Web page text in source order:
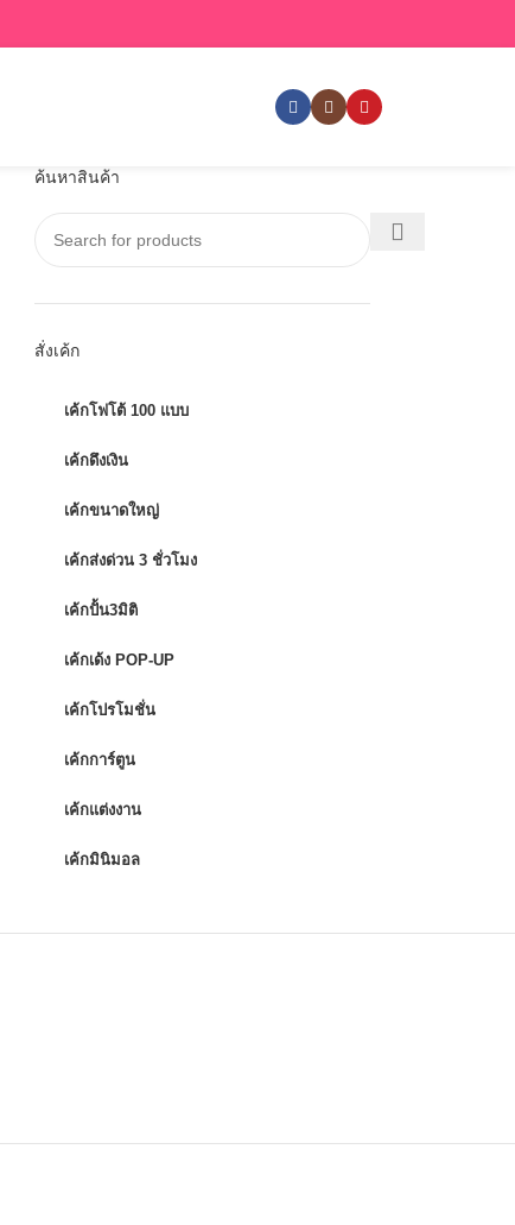
ค้นหาสินค้า
สั่งเค้ก
เค้กโฟโต้ 100 แบบ
เค้กดึงเงิน
เค้กขนาดใหญ่
เค้กส่งด่วน 3 ชั่วโมง
เค้กปั้น3มิติ
เค้กเด้ง POP-UP
เค้กโปรโมชั่น
เค้กการ์ตูน
เค้กแต่งงาน
เค้กมินิมอล